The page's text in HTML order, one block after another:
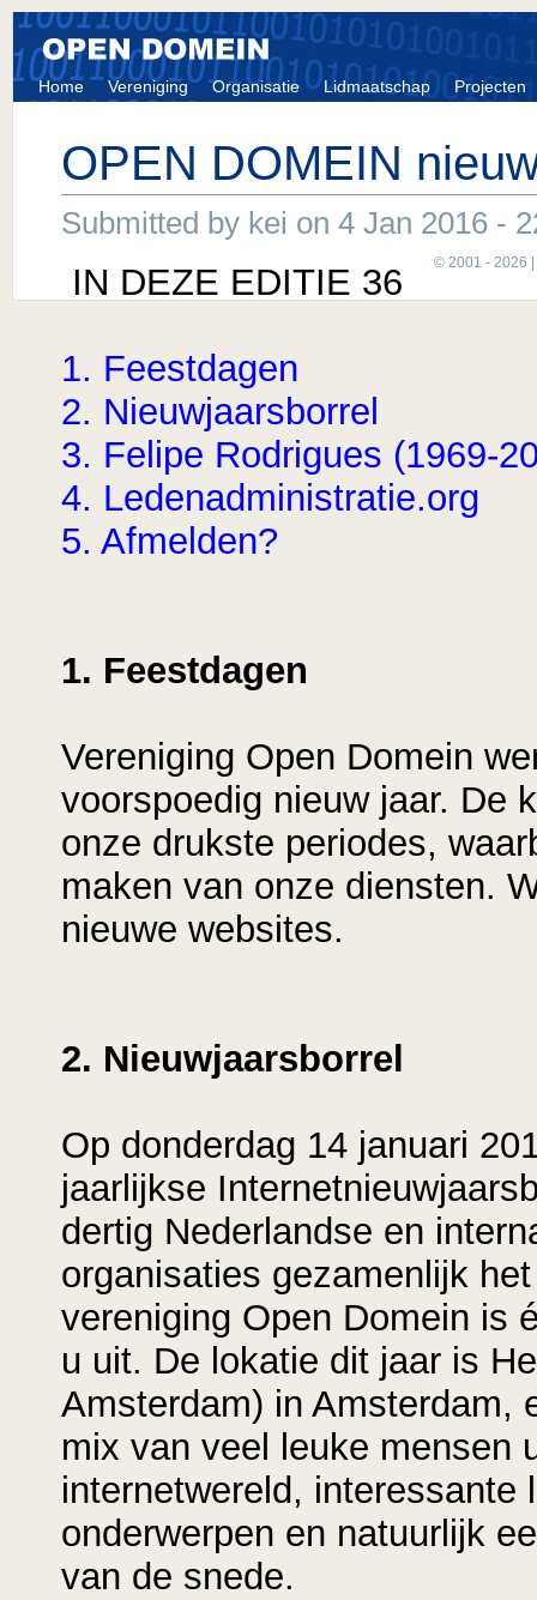
Home Vereniging Organisatie Lidmaatschap Projecten
OPEN DOMEIN
Submitted by kei on 4 Jan 2016 -
IN DEZE EDITIE 36
1. Feestdagen
2. Nieuwjaarsborrel
3. Felipe Rodrigues (1969-
4. Ledenadministratie.org
5. Afmelden?
1. Feestdagen
Vereniging Open Domein
voorspoedig nieuw jaar. De
onze drukste periodes,
maken van onze diensten.
nieuwe websites.
2. Nieuwjaarsborrel
Op donderdag 14 januari
jaarlijkse
dertig Nederlandse en
organisaties gezamenlijk
vereniging Open Domein is
u uit. De lokatie dit jaar is
Amsterdam) in Amsterdam,
mix van veel leuke mensen
internetwereld,
onderwerpen en natuurlijk
van de snede.
© 2001 - 2026